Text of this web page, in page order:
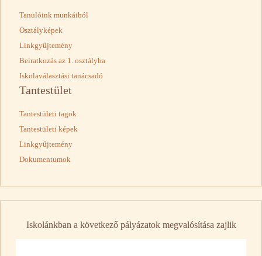
Tanulóink munkáiból
Osztályképek
Linkgyűjtemény
Beiratkozás az 1. osztályba
Iskolaválasztási tanácsadó
Tantestület
Tantestületi tagok
Tantestületi képek
Linkgyűjtemény
Dokumentumok
Iskolánkban a következő pályázatok megvalósítása zajlik